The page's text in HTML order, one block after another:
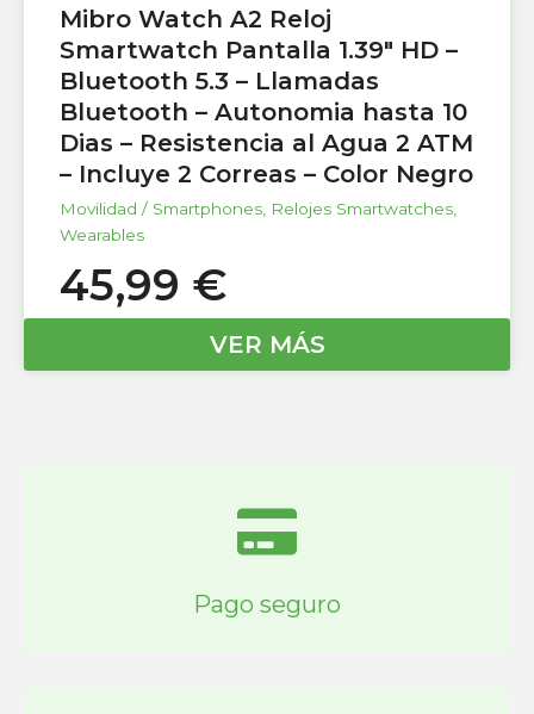
Mibro Watch A2 Reloj
Smartwatch Pantalla 1.39″ HD –
Bluetooth 5.3 – Llamadas
Bluetooth – Autonomia hasta 10
Dias – Resistencia al Agua 2 ATM
– Incluye 2 Correas – Color Negro
Movilidad / Smartphones Relojes Smartwatches
Wearables
45,99 €
VER MÁS
Pago seguro